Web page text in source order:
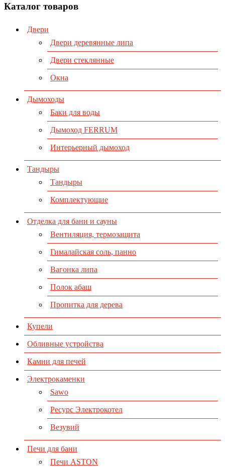
Каталог товаров
Двери
Двери деревянные липа
Двери стеклянные
Окна
Дымоходы
Баки для воды
Дымоход FERRUM
Интерьерный дымоход
Тандыры
Тандыры
Комплектующие
Отделка для бани и сауны
Вентиляция, термозащита
Гималайская соль, панно
Вагонка липа
Полок абаш
Пропитка для дерева
Купели
Обливные устройства
Камни для печей
Электрокаменки
Sawo
Ресурс Электрокотел
Везувий
Печи для бани
Печи ASTON